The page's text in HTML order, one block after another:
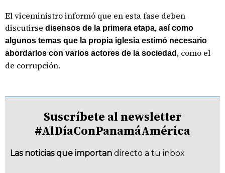
El viceministro informó que en esta fase deben
discutirse disensos de la primera etapa, así como
algunos temas que la propia iglesia estimó necesario
abordarlos con varios actores de la sociedad , como el
de corrupción.
Suscríbete al newsletter
#AlDíaConPanamáAmérica
Las noticias que importan directo a tu inbox